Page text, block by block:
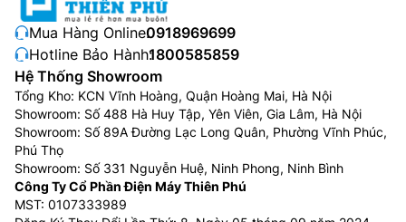
Thiết kế đẹp, sang trọng: Đa số máy giặt Electrolux
đều được thiết kế với kiểu dáng mới lạ. Máy mang 3
gam màu như: tông màu trắng, đen xám và xám hiện
đại. Góp phần tô điểm thêm vẻ đẹp tinh tế cho không
gian ngôi nhà của bạn.
Máy giặt của Electrolux có độ bền cao sử dụng chất
liệu bền bỉ. Với vỏ máy bằng kim loại sơn tĩnh điện bền
bỉ hạn chế trầy xước. Nắp máy bằng kính chịu lực
cách nhiệt tốt, dễ dàng quan sát chuyển động giặt.
Mua Hàng Online:0918969699
Hotline Bảo Hành:1800585859
Hệ Thống Showroom
Tổng Kho: KCN Vĩnh Hoàng, Quận Hoàng Mai, Hà Nội
Showroom: Số 488 Hà Huy Tập, Yên Viên, Gia Lâm, Hà Nội
Showroom: Số 89A Đường Lạc Long Quân, Phường Vĩnh Phúc,
Phú Thọ
Showroom: Số 331 Nguyễn Huệ, Ninh Phong, Ninh Bình
Công Ty Cổ Phần Điện Máy Thiên Phú
MST: 0107333989